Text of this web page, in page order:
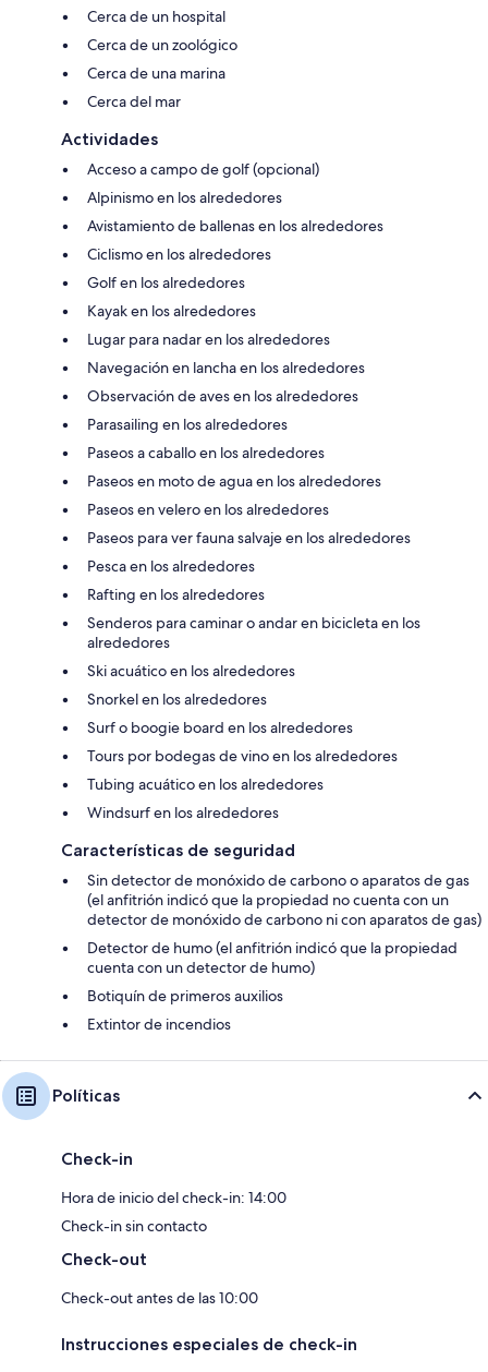
Cerca de un hospital
Cerca de un zoológico
Cerca de una marina
Cerca del mar
Actividades
Acceso a campo de golf (opcional)
Alpinismo en los alrededores
Avistamiento de ballenas en los alrededores
Ciclismo en los alrededores
Golf en los alrededores
Kayak en los alrededores
Lugar para nadar en los alrededores
Navegación en lancha en los alrededores
Observación de aves en los alrededores
Parasailing en los alrededores
Paseos a caballo en los alrededores
Paseos en moto de agua en los alrededores
Paseos en velero en los alrededores
Paseos para ver fauna salvaje en los alrededores
Pesca en los alrededores
Rafting en los alrededores
Senderos para caminar o andar en bicicleta en los
alrededores
Ski acuático en los alrededores
Snorkel en los alrededores
Surf o boogie board en los alrededores
Tours por bodegas de vino en los alrededores
Tubing acuático en los alrededores
Windsurf en los alrededores
Características de seguridad
Sin detector de monóxido de carbono o aparatos de gas
(el anfitrión indicó que la propiedad no cuenta con un
detector de monóxido de carbono ni con aparatos de gas)
Detector de humo (el anfitrión indicó que la propiedad
cuenta con un detector de humo)
Botiquín de primeros auxilios
Extintor de incendios
Políticas
Check-in
Hora de inicio del check-in: 14:00
Check-in sin contacto
Check-out
Check-out antes de las 10:00
Instrucciones especiales de check-in